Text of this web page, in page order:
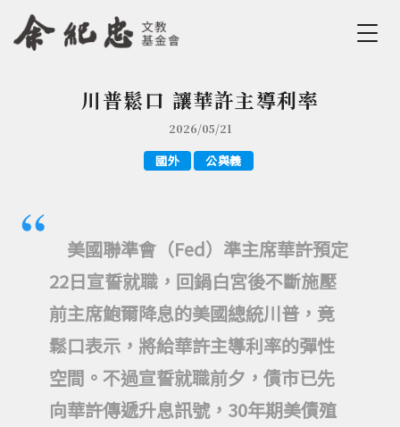
Jump to Navigation
Jump to Main content
您在這裡川普鬆口 讓華許主導利率
2026/05/21
國外 公與義
美國聯準會（Fed）準主席華許預定
22日宣誓就職，回鍋白宮後不斷施壓
前主席鮑爾降息的美國總統川普，竟
鬆口表示，將給華許主導利率的彈性
空間。不過宣誓就職前夕，債市已先
向華許傳遞升息訊號，30年期美債殖